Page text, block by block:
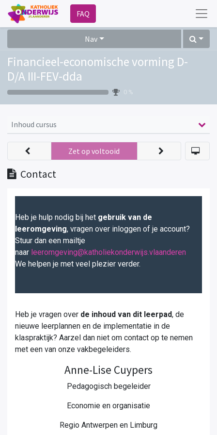
FAQ
Nav
Financieel-economische vorming D-
D/A III-FEV-dda
0 %
Inhoud cursus
Contact
Zet op voltooid
Heb je hulp nodig bij het gebruik van de
leeromgeving, vragen over inloggen of je account?
Stuur dan een mailtje
naar leeromgeving@katholiekonderwijs.vlaanderen
We helpen je met veel plezier verder.
Heb je vragen over de inhoud van dit leerpad, de
nieuwe leerplannen en de implementatie in de
klaspraktijk? Aarzel dan niet om contact op te nemen
met een van onze vakbegeleiders.
Anne-Lise Cuypers
Pedagogisch begeleider
Economie en organisatie
Regio Antwerpen en Limburg